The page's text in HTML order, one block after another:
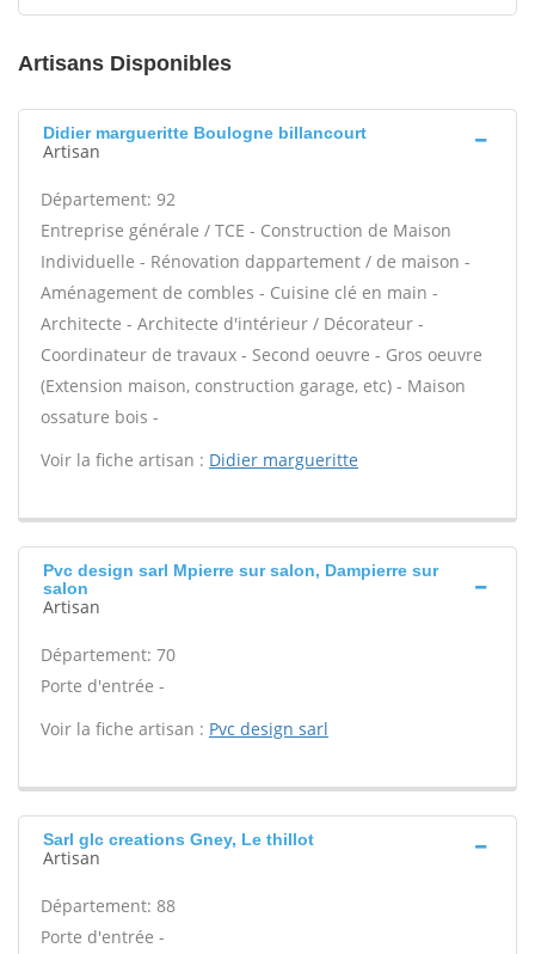
Artisans Disponibles
Didier margueritte Boulogne billancourt
Artisan
Département: 92
Entreprise générale / TCE - Construction de Maison
Individuelle - Rénovation dappartement / de maison -
Aménagement de combles - Cuisine clé en main -
Architecte - Architecte d'intérieur / Décorateur -
Coordinateur de travaux - Second oeuvre - Gros oeuvre
(Extension maison, construction garage, etc) - Maison
ossature bois -
Voir la fiche artisan : Didier margueritte
Pvc design sarl Mpierre sur salon, Dampierre sur
salon
Artisan
Département: 70
Porte d'entrée -
Voir la fiche artisan : Pvc design sarl
Sarl glc creations Gney, Le thillot
Artisan
Département: 88
Porte d'entrée -